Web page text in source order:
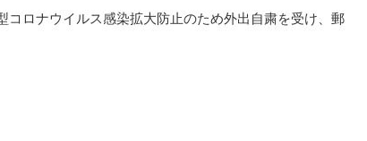
ロナウイルス感染拡大防止のため外出自粛を受け、郵